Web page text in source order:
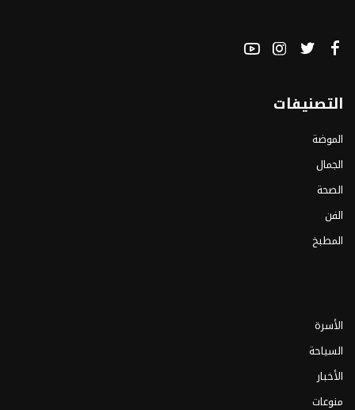
التصنيفات
الموضة
الجمال
الصحة
الفن
المطبخ
الأسرة
السياحة
الأخبار
منوعات